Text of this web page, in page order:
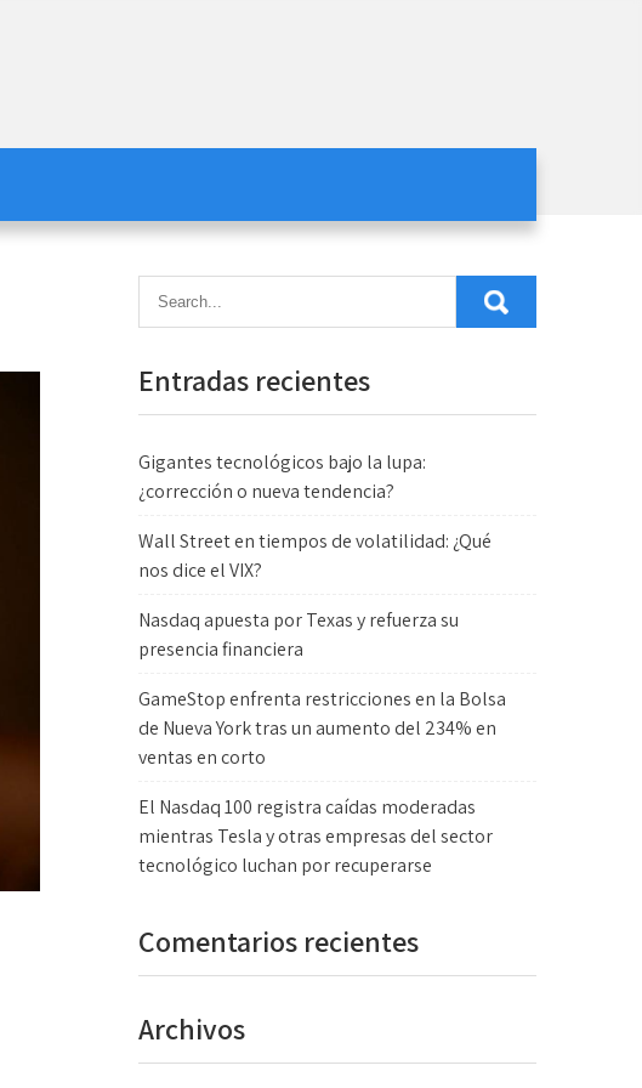
Entradas recientes
Gigantes tecnológicos bajo la lupa:
¿corrección o nueva tendencia?
Wall Street en tiempos de volatilidad: ¿Qué
nos dice el VIX?
Nasdaq apuesta por Texas y refuerza su
presencia financiera
GameStop enfrenta restricciones en la Bolsa
de Nueva York tras un aumento del 234% en
ventas en corto
El Nasdaq 100 registra caídas moderadas
mientras Tesla y otras empresas del sector
tecnológico luchan por recuperarse
Comentarios recientes
Archivos